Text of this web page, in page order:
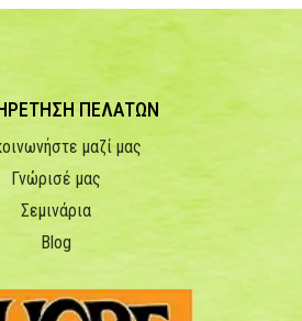
ΠΕΛΑΤΩΝ
μαζί μας
Γνώρισέ μας
Σεμινάρια
Blog